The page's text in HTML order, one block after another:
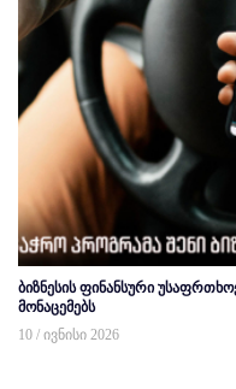
ბიზნესის ფინანსური
მონაცემებს
10 / ივნისი 2026